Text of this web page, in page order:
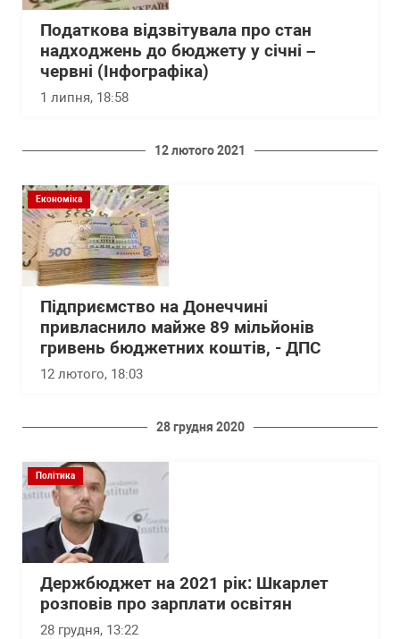
Податкова відзвітувала про стан
надходжень до бюджету у січні –
червні (Інфографіка)
1 липня, 18:58
12 лютого 2021
Економіка
Підприємство на Донеччині
привласнило майже 89 мільйонів
гривень бюджетних коштів, - ДПС
12 лютого, 18:03
28 грудня 2020
Політика
Держбюджет на 2021 рік: Шкарлет
розповів про зарплати освітян
28 грудня, 13:22